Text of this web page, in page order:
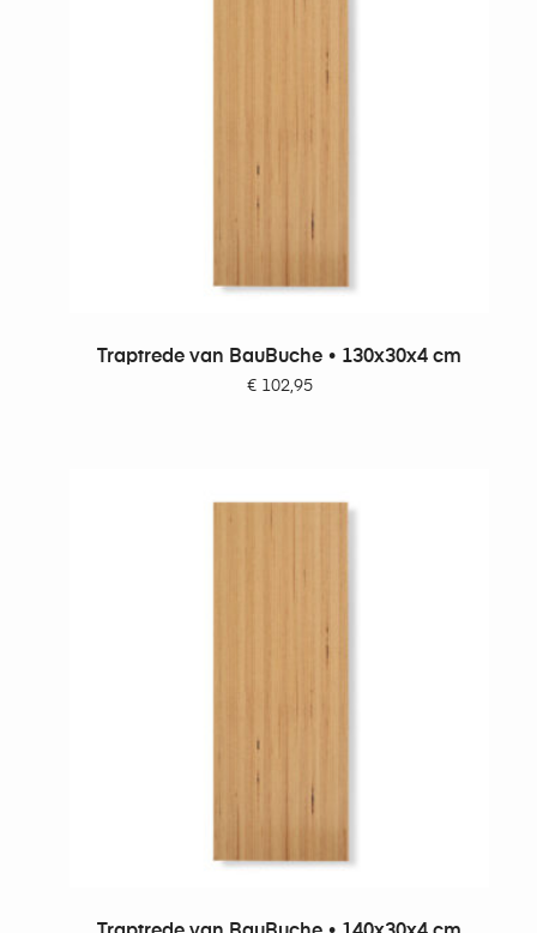
TOEVOEGEN AAN WINKELWAGEN
Traptrede van BauBuche • 130x30x4 cm
€102,95
TOEVOEGEN AAN WINKELWAGEN